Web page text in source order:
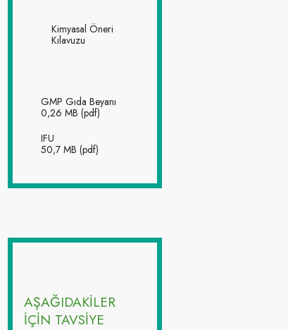
Kimyasal Öneri
Kılavuzu
GMP Gıda Beyanı
0,26 MB (pdf)
IFU
50,7 MB (pdf)
AŞAĞIDAKİLER
İÇİN TAVSİYE